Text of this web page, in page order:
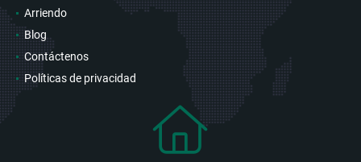
Arriendo
Blog
Contáctenos
Políticas de privacidad